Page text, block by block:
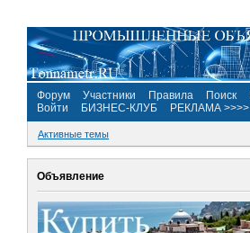
Форум Участники Правила Поиск
Войти
БИЗНЕС-КЛУБ РЕКЛАМА >>>>
Активные темы
Объявление